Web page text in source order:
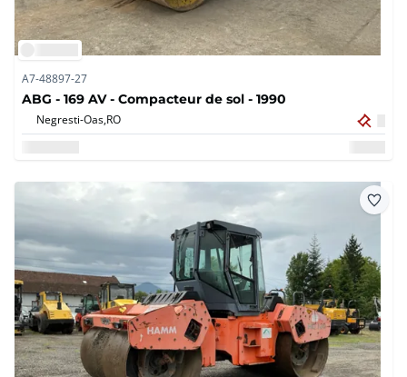
A7-48897-27
ABG - 169 AV - Compacteur de sol - 1990
Negresti-Oas,RO